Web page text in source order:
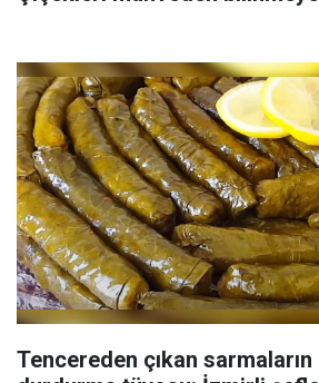
Tencereden çıkan sarmaların